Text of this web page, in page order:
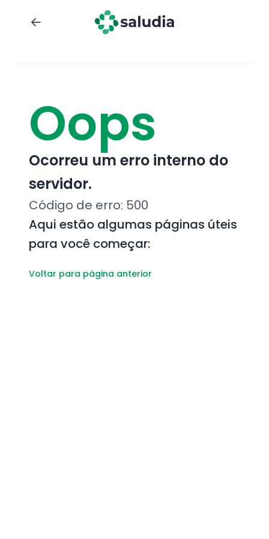
Oops
Ocorreu um erro interno do
servidor.
Código de erro: 500
Aqui estão algumas páginas úteis
para você começar:
Voltar para página anterior